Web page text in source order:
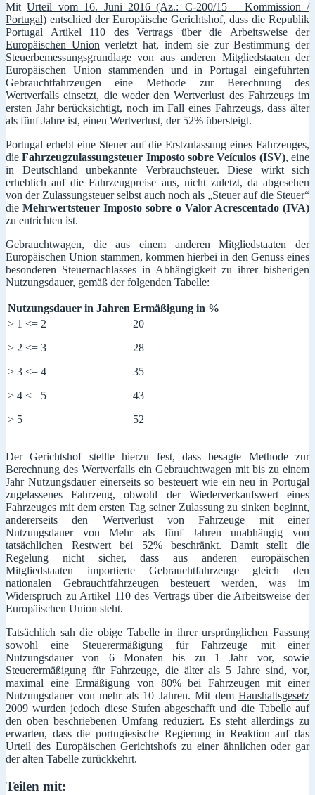
MitUrteil vom 16. Juni 2016 (Az.: C-200/15 – Kommission /
Portugal) entschied der Europäische Gerichtshof, dass die Republik
Portugal Artikel 110 des Vertrags über die Arbeitsweise der
Europäischen Union verletzt hat, indem sie zur Bestimmung der
Steuerbemessungsgrundlage von aus anderen Mitgliedstaaten der
Europäischen Union stammenden und in Portugal eingeführten
Gebrauchtfahrzeugen eine Methode zur Berechnung des
Wertverfalls einsetzt, die weder den Wertverlust des Fahrzeugs im
ersten Jahr berücksichtigt, noch im Fall eines Fahrzeugs, dass älter
als fünf Jahre ist, einen Wertverlust, der 52% übersteigt.
Portugal erhebt eine Steuer auf die Erstzulassung eines Fahrzeuges,
dieFahrzeugzulassungsteuer Imposto sobre Veículos (ISV), eine
in Deutschland unbekannte Verbrauchsteuer. Diese wirkt sich
erheblich auf die Fahrzeugpreise aus, nicht zuletzt, da abgesehen
von der Zulassungsteuer selbst auch noch als „Steuer auf die Steuer“
dieMehrwertsteuer Imposto sobre o Valor Acrescentado (IVA)
zu entrichten ist.
Gebrauchtwagen, die aus einem anderen Mitgliedstaaten der
Europäischen Union stammen, kommen hierbei in den Genuss eines
besonderen Steuernachlasses in Abhängigkeit zu ihrer bisherigen
Nutzungsdauer, gemäß der folgenden Tabelle:
Nutzungsdauer in Jahren Ermäßigung in %
> 1 <= 2
> 2 <= 3
> 3 <= 4
> 4 <= 5
> 5
20
28
35
43
52
Der Gerichtshof stellte hierzu fest, dass besagte Methode zur
Berechnung des Wertverfalls ein Gebrauchtwagen mit bis zu einem
Jahr Nutzungsdauer einerseits so besteuert wie ein neu in Portugal
zugelassenes Fahrzeug, obwohl der Wiederverkaufswert eines
Fahrzeuges mit dem ersten Tag seiner Zulassung zu sinken beginnt,
andererseits den Wertverlust von Fahrzeuge mit einer
Nutzungsdauer von Mehr als fünf Jahren unabhängig von
tatsächlichen Restwert bei 52% beschränkt. Damit stellt die
Regelung nicht sicher, dass aus anderen europäischen
Mitgliedstaaten importierte Gebrauchtfahrzeuge gleich den
nationalen Gebrauchtfahrzeugen besteuert werden, was im
Widerspruch zu Artikel 110 des Vertrags über die Arbeitsweise der
Europäischen Union steht.
Tatsächlich sah die obige Tabelle in ihrer ursprünglichen Fassung
sowohl eine Steuerermäßigung für Fahrzeuge mit einer
Nutzungsdauer von 6 Monaten bis zu 1 Jahr vor, sowie
Steuerermäßigung für Fahrzeuge, die älter als 5 Jahre sind, vor,
maximal eine Ermäßigung von 80% bei Fahrzeugen mit einer
Nutzungsdauer von mehr als 10 Jahren. Mit dem Haushaltsgesetz
2009 wurden jedoch diese Stufen abgeschafft und die Tabelle auf
den oben beschriebenen Umfang reduziert. Es steht allerdings zu
erwarten, dass die portugiesische Regierung in Reaktion auf das
Urteil des Europäischen Gerichtshofs zu einer ähnlichen oder gar
der alten Tabelle zurückkehrt.
Teilen mit: